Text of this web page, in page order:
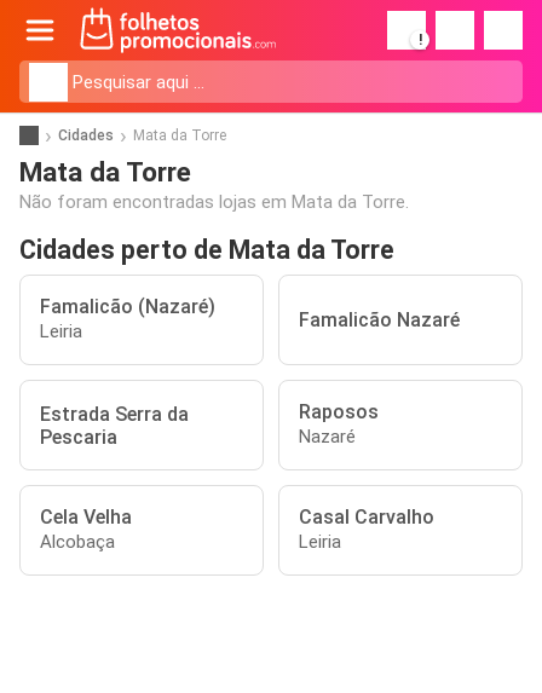
!
Cidades Mata da Torre
Mata da Torre
Não foram encontradas lojas em Mata da Torre.
Cidades perto de Mata da Torre
Famalicão (Nazaré)
Leiria Famalicão Nazaré
Estrada Serra da
Pescaria
Raposos
Nazaré
Cela Velha
Alcobaça
Casal Carvalho
Leiria